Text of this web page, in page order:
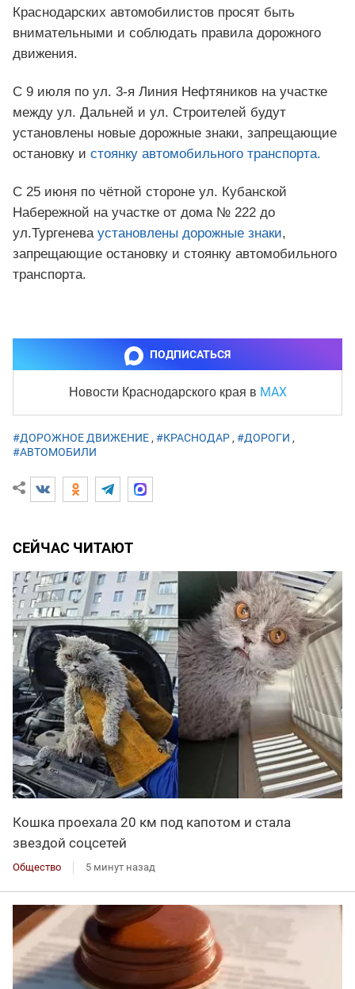
Краснодарских автомобилистов просят быть
внимательными и соблюдать правила дорожного
движения.
С 9 июля по ул. 3-я Линия Нефтяников на участке
между ул. Дальней и ул. Строителей будут
установлены новые дорожные знаки, запрещающие
остановку и стоянку автомобильного транспорта.
С 25 июня по чётной стороне ул. Кубанской
Набережной на участке от дома № 222 до
ул.Тургенева установлены дорожные знаки,
запрещающие остановку и стоянку автомобильного
транспорта.
ПОДПИСАТЬСЯ
Новости Краснодарского края в MAX
#ДОРОЖНОЕ ДВИЖЕНИЕ, #КРАСНОДАР, #ДОРОГИ ,
#АВТОМОБИЛИ
СЕЙЧАС ЧИТАЮТ
Кошка проехала 20 км под капотом и стала
звездой соцсетей
Общество 5 минут назад